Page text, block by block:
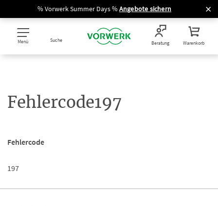
% Vorwerk Summer Days % Angebote sichern
Menü Suche Beratung Warenkorb
Fehlercode197
Fehlercode
197